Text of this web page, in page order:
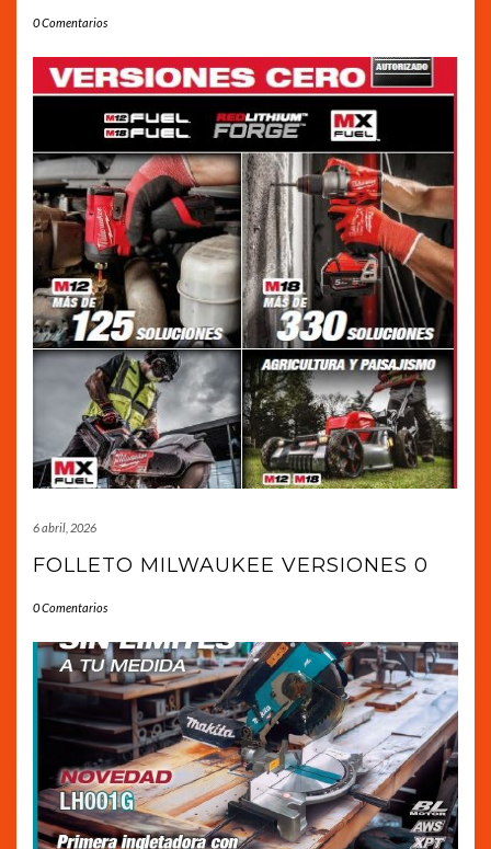
0 Comentarios
6 abril, 2026
FOLLETO MILWAUKEE VERSIONES 0
0 Comentarios